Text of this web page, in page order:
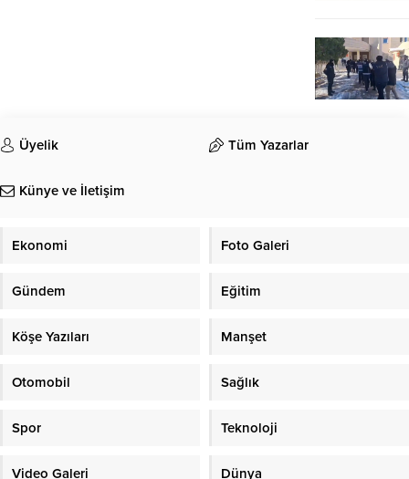
Üyelik Tüm Yazarlar
Künye ve İletişim
Ekonomi Foto Galeri
Gündem Eğitim
Köşe Yazıları Manşet
Otomobil Sağlık
Spor Teknoloji
Video Galeri Dünya